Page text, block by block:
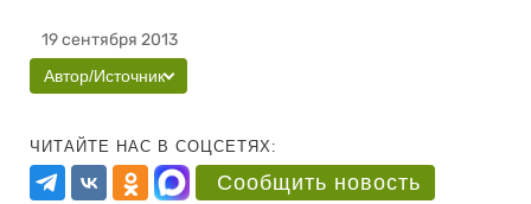
19 сентября 2013
Автор/Источник
ЧИТАЙТЕ НАС В СОЦСЕТЯХ:
Сообщить новость